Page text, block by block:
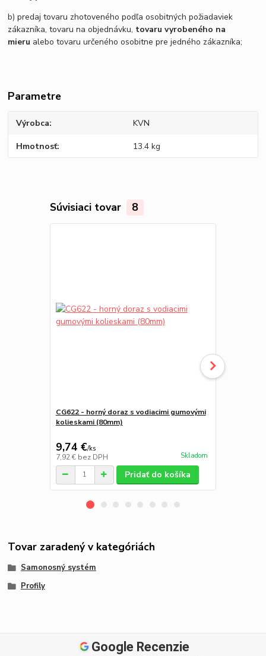
b) predaj tovaru zhotoveného podľa osobitných požiadaviek
zákazníka, tovaru na objednávku, tovaru vyrobeného na
mieru alebo tovaru určeného osobitne pre jedného zákazníka;
Parametre
Výrobca KVN
Hmotnosť 13.4 kg
Súvisiaci tovar 8
CG622 - horný doraz s vodiacimi gumovými
kolieskami (80mm)
9,74 €/ks
7,92 € bez DPH Skladom
Pridať do košíka
Tovar zaradený v kategóriách
Samonosný systém
Profily
Google Recenzie